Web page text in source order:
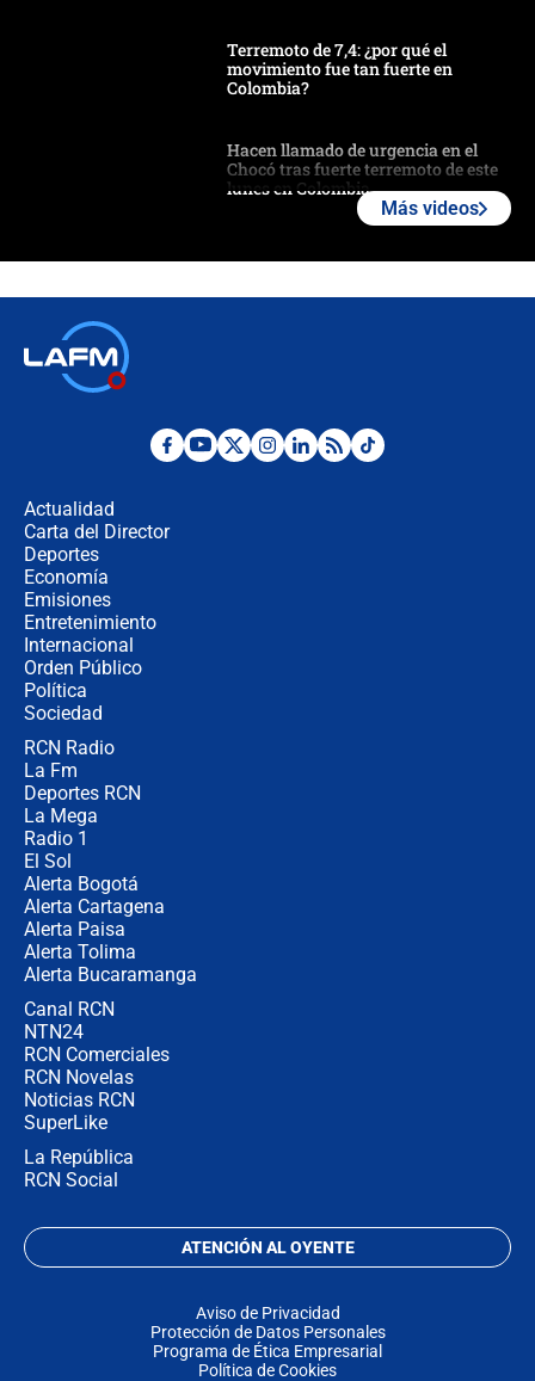
Terremoto de 7,4: ¿por qué el
movimiento fue tan fuerte en
Colombia?
Hacen llamado de urgencia en el
Chocó tras fuerte terremoto de este
lunes en Colombia
Fuerte temblor en Colombia hoy:
Más videos
Actualidad
Carta del Director
Deportes
Economía
Emisiones
Entretenimiento
Internacional
Orden Público
Política
Sociedad
RCN Radio
La Fm
Deportes RCN
La Mega
Radio 1
El Sol
Alerta Bogotá
Alerta Cartagena
Alerta Paisa
Alerta Tolima
Alerta Bucaramanga
Canal RCN
NTN24
RCN Comerciales
RCN Novelas
Noticias RCN
SuperLike
La República
RCN Social
ATENCIÓN AL OYENTE
Aviso de Privacidad
Protección de Datos Personales
Programa de Ética Empresarial
Política de Cookies